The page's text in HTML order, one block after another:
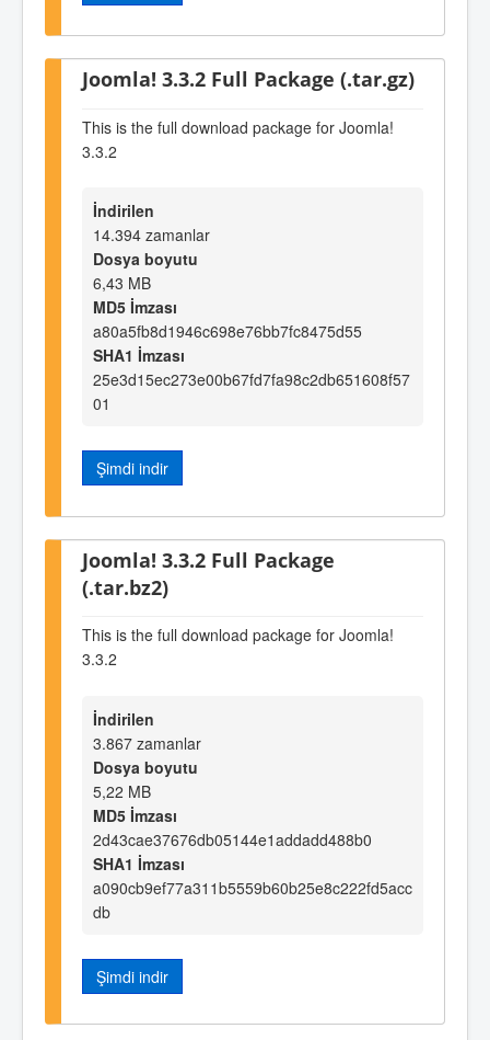
Joomla! 3.3.2 Full Package (.tar.gz)
This is the full download package for Joomla!
3.3.2
İndirilen
14.394 zamanlar
Dosya boyutu
6,43 MB
MD5 İmzası
a80a5fb8d1946c698e76bb7fc8475d55
SHA1 İmzası
25e3d15ec273e00b67fd7fa98c2db651608f57
01
Şimdi indir
Joomla! 3.3.2 Full Package
(.tar.bz2)
This is the full download package for Joomla!
3.3.2
İndirilen
3.867 zamanlar
Dosya boyutu
5,22 MB
MD5 İmzası
2d43cae37676db05144e1addadd488b0
SHA1 İmzası
a090cb9ef77a311b5559b60b25e8c222fd5acc
db
Şimdi indir